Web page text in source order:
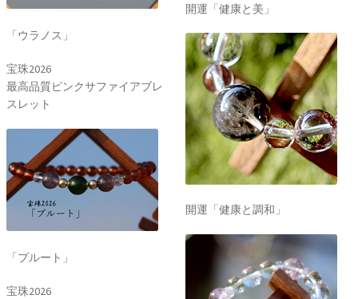
「ウラノス」
宝珠2026
最高品質ピンクサファイアブレ
スレット
「プルート」
宝珠2026
開運「健康と美」
開運「健康と調和」